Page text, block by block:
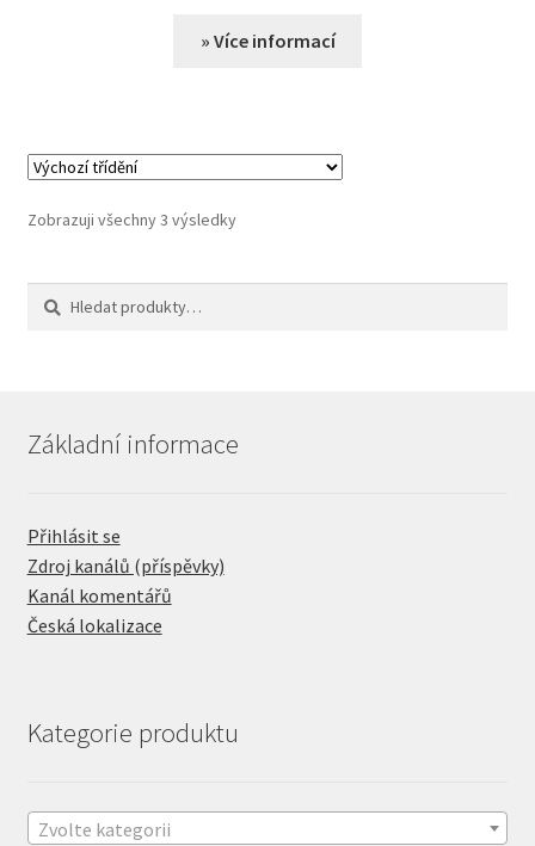
» Více informací
Zobrazuji všechny 3 výsledky
Hledat:
Hledat
Základní informace
Přihlásit se
Zdroj kanálů (příspěvky)
Kanál komentářů
Česká lokalizace
Kategorie produktu
Zvolte kategorii